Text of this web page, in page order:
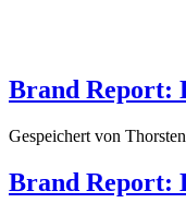
Brand Report:
Gespeichert von
Brand Report: